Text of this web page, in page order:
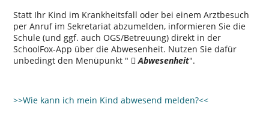
Statt Ihr Kind im Krankheitsfall oder bei einem Arztbesuch
per Anruf im Sekretariat abzumelden, informieren Sie die
Schule (und ggf. auch OGS/Betreuung) direkt in der
SchoolFox-App über die Abwesenheit. Nutzen Sie dafür
unbedingt den Menüpunkt
⃠Abwesenheit .
>>Wie kann ich mein Kind abwesend melden?<<